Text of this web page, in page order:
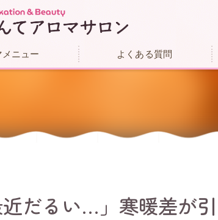
ニュー よくある質問
近だるい…」寒暖差が